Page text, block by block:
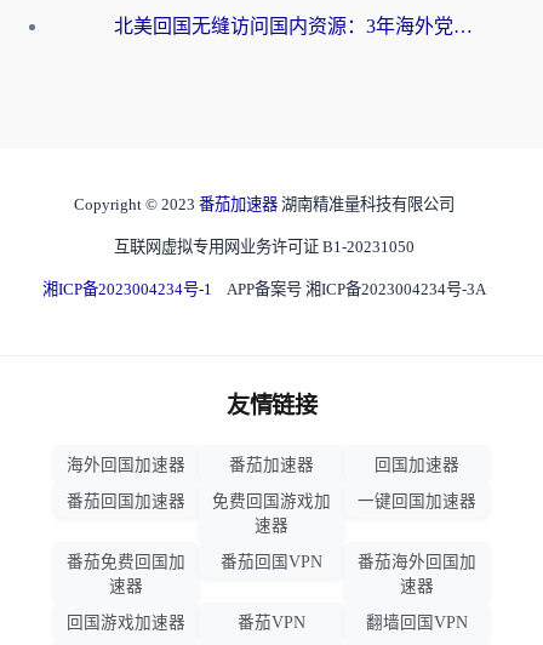
北美回国无缝访问国内资源：3年海外党亲测的加速器选择指南
Copyright © 2023 番茄加速器 湖南精准量科技有限公司
互联网虚拟专用网业务许可证 B1-20231050
湘ICP备2023004234号-1 APP备案号 湘ICP备2023004234号-3A
友情链接
海外回国加速器 番茄加速器
回国加速器
番茄回国加速器
免费回国游戏加
速器
一键回国加速器
番茄免费回国加
速器
番茄回国VPN
番茄海外回国加
速器
回国游戏加速器
番茄VPN 翻墙回国VPN